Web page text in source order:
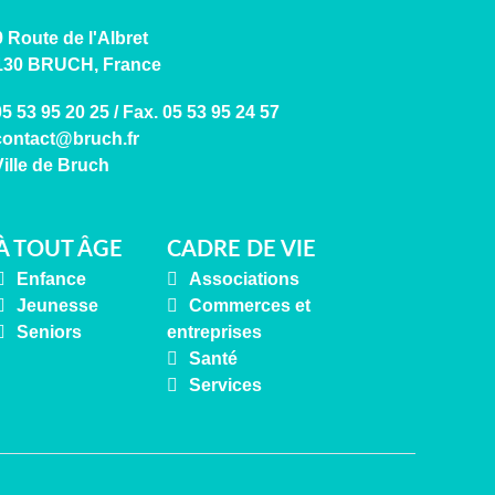
Route de l'Albret
BRUCH, France
53 95 20 25 / Fax. 05 53 95 24 57
de Bruch
TOUT ÂGE
Enfance
Jeunesse
Seniors
CADRE DE VIE
Associations
Commerces et
entreprises
Santé
Services